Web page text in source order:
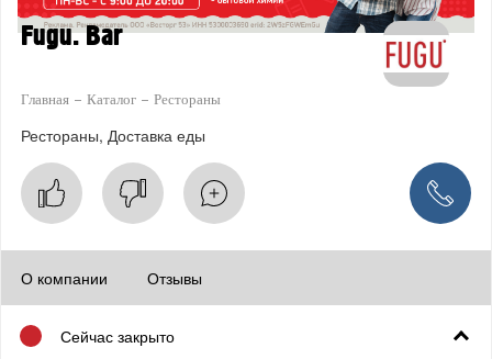
Fugu. Bar
Главная Каталог Рестораны
Рестораны Доставка еды
О компании Отзывы
Сейчас закрыто